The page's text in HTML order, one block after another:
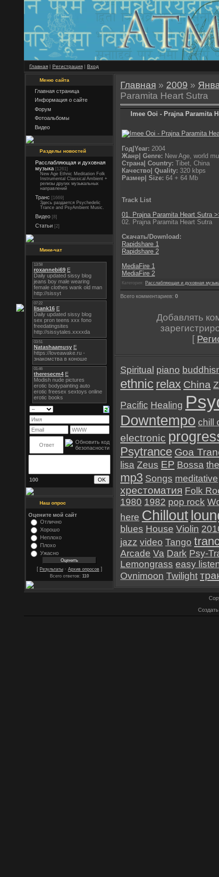
Главная | Регистрация | Вход
Меню сайта
Главная страница
Информация о сайте
Форум
Фотоальбомы
Видео
Разделы новостей
Расслабляющая и духовная
музыка [1261]
New Age Ethnic Meditation Folk
Instrumental Classical Ambient +
релизы других музыкальных
направлений
Транс [1669]
Здесь раздается Psychedelic
Trance and PsyAmbient Music.
Видео [8]
Статьи [2]
Мини-чат
100
Наш опрос
Оцените мой сайт
Отлично
Хорошо
Неплохо
Плохо
Ужасно
[ Результаты · Архив опросов ]
Всего ответов: 110
Главная » 2009 »
Paramita Heart Sutra
Imee Ooi - Prajna Paramita
Год|Year: 2004
Жанр| Genre: New Age, world
Страна| Country: Tibet, China
Качество| Quality: 320 kbps
Размер| Size: 64 + 64 Mb
Track List
01. Prajna Paramita Heart Sutra
02. Prajna Paramita Heart Sutra
Скачать/Download:
Rapidshare 1
Rapidshare 2
MediaFire 1
MediaFire 2
Категория: Расслабляющая и духовная
Всего комментариев: 0
Добавлять
[
Spiritual piano
ethnic relax China
Pacific Healing
Downtempo chill
electronic
Psytrance Goa
lisa Zeus EP Bossa the
mp3 Songs meditative
хрестоматия Folk
1980 1982 pop rock
here Chillout
blues House Violin
jazz video Tango
Arcade Va Dark Psy-
Lemongrass easy
Ovnimoon Twilight